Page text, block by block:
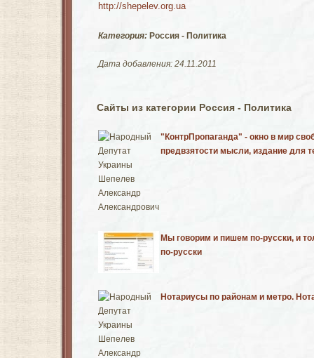
http://shepelev.org.ua
Категория: Россия - Политика
Дата добавления: 24.11.2011
Сайты из категории Россия - Политика
"КонтрПропаганда" - окно в мир
предвзятости мысли, издание для
Мы говорим и пишем по-русски, и
по-русски
Нотариусы по районам и метро.